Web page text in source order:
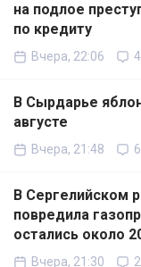
на подлое
по кредиту
Вчера, 22:06 4
В Сырдарье
августе
Вчера, 21:48 6
В Сергелийском
повредила
остались около
Вчера, 21:30 2